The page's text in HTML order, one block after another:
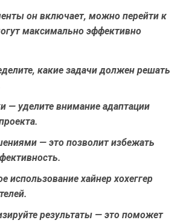
он включает, можно перейти к
максимально эффективно
какие задачи должен решать
— уделите внимание адаптации
— это позволит избежать
использование хайнер хохеггер
результаты — это поможет